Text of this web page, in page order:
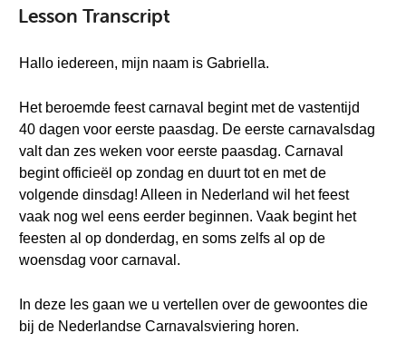
Lesson Transcript
Hallo iedereen, mijn naam is Gabriella.
Het beroemde feest carnaval begint met de vastentijd
40 dagen voor eerste paasdag. De eerste carnavalsdag
valt dan zes weken voor eerste paasdag. Carnaval
begint officieël op zondag en duurt tot en met de
volgende dinsdag! Alleen in Nederland wil het feest
vaak nog wel eens eerder beginnen. Vaak begint het
feesten al op donderdag, en soms zelfs al op de
woensdag voor carnaval.
In deze les gaan we u vertellen over de gewoontes die
bij de Nederlandse Carnavalsviering horen.